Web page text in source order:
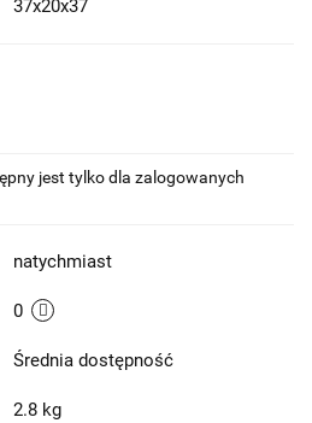
37x20x37
jest tylko dla zalogowanych
natychmiast
0
Średnia dostępność
2.8 kg